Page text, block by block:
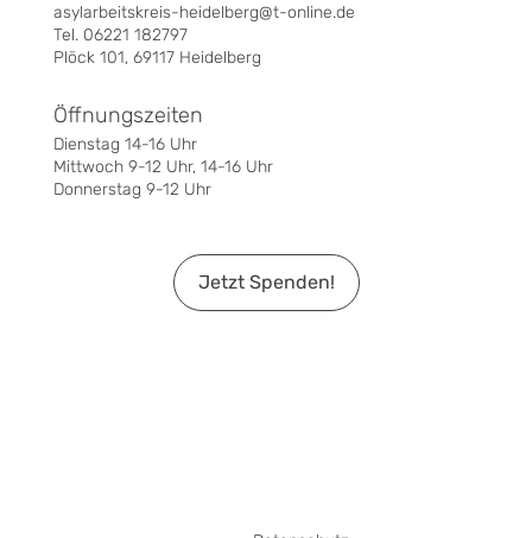
Jetzt Spenden!
asylarbeitskreis-heidelberg@t-online.de
Tel. 06221 182797
Plöck 101, 69117 Heidelberg
Dienstag 14-16 Uhr
Mittwoch 9-12 Uhr, 14-16 Uhr
Donnerstag 9-12 Uhr
Öffnungszeiten